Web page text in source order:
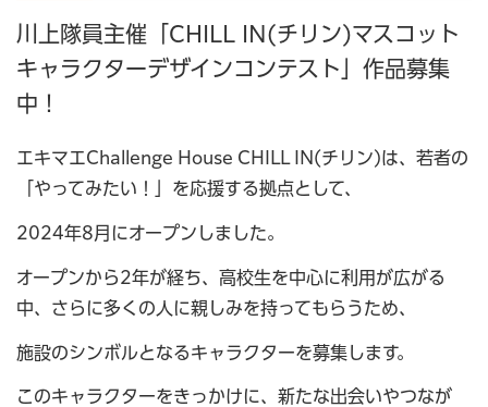
川上隊員主催「CHILL IN(チリン)マスコット
キャラクターデザインコンテスト」作品募集
中！
エキマエChallenge House CHILL IN(チリン)は、若者の
「やってみたい！」を応援する拠点として、
2024年8月にオープンしました。
オープンから2年が経ち、高校生を中心に利用が広がる
中、さらに多くの人に親しみを持ってもらうため、
施設のシンボルとなるキャラクターを募集します。
このキャラクターをきっかけに、新たな出会いやつなが